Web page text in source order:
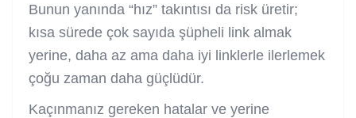
Bunun yanında “hız” takıntısı da risk üretir;
kısa sürede çok sayıda şüpheli link almak
yerine, daha az ama daha iyi linklerle ilerlemek
çoğu zaman daha güçlüdür.
Kaçınmanız gereken hatalar ve yerine